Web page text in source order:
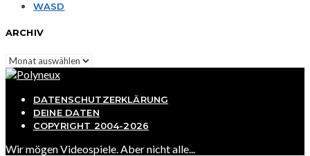
WASD
ARCHIV
Archiv
DATENSCHUTZERKLÄRUNG
DEINE DATEN
COPYRIGHT 2004-2026
Wir mögen Videospiele. Aber nicht alle...